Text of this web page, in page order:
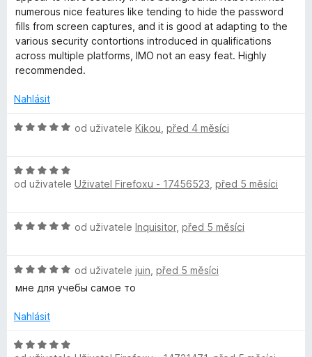
:
5
z
5
numerous nice features like tending to hide the password
fills from screen captures, and it is good at adapting to the
various security contortions introduced in qualifications
across multiple platforms, IMO not an easy feat. Highly
recommended.
Nahlásit
H
n
o
n
5
z
od uživatele Kikou před 4 měsíci
H
o
o
n
5
5
od uživatele Uživatel Firefoxu - 17456523 před 5 měsíci
H
n
o
e
í
od uživatele Inquisitor, před 5 měsíci
H
o
n
c
od uživatele juin před 5 měsíci
мне для учебы самое то
Nahlásit
H